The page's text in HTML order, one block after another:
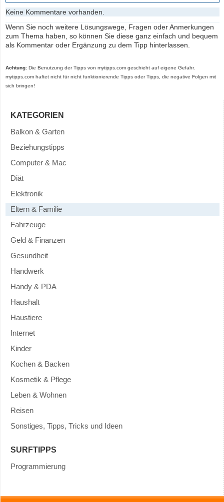
Keine Kommentare vorhanden.
Wenn Sie noch weitere Lösungswege, Fragen oder Anmerkungen
zum Thema haben, so können Sie diese ganz einfach und bequem
als Kommentar oder Ergänzung zu dem Tipp hinterlassen.
Achtung: Die Benutzung der Tipps von mytipps.com geschieht auf eigene Gefahr.
mytipps.com haftet nicht für nicht funktionierende Tipps oder Tipps, die negative Folgen mit
sich bringen!
KATEGORIEN
Balkon & Garten
Beziehungstipps
Computer & Mac
Diät
Elektronik
Eltern & Familie
Fahrzeuge
Geld & Finanzen
Gesundheit
Handwerk
Handy & PDA
Haushalt
Haustiere
Internet
Kinder
Kochen & Backen
Kosmetik & Pflege
Leben & Wohnen
Reisen
Sonstiges, Tipps, Tricks und Ideen
SURFTIPPS
Programmierung